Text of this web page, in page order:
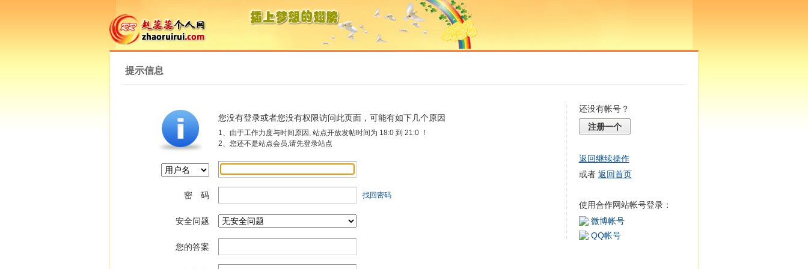
提示信息
您没有登录或者您没有权限访问此页面，可能有如下几个原因
1、由于工作力度与时间原因, 站点开放发帖时间为 18:0 到 21:0 ！
2、您还不是站点会员,请先登录站点
密 码 找回密码
安全问题
您的答案
还没有帐号？
注册一个
返回继续操作
或者 返回首页
使用合作网站帐号登录：
微博帐号
QQ帐号